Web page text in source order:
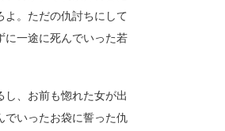
。ただの仇討ちにして
に一途に死んでいった若
、お前も惚れた女が出
でいったお袋に誓った仇